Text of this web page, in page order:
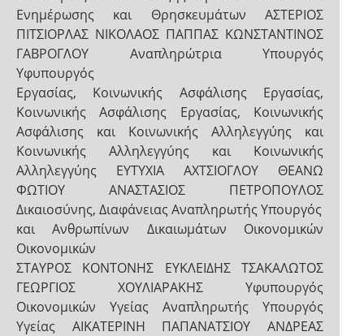
Ενημέρωσης και Θρησκευμάτων ΑΣΤΕΡΙΟΣ
ΠΙΤΣΙΟΡΛΑΣ ΝΙΚΟΛΑΟΣ ΠΑΠΠΑΣ ΚΩΝΣΤΑΝΤΙΝΟΣ
ΓΑΒΡΟΓΛΟΥ Αναπληρώτρια Υπουργός
Υφυπουργός
Εργασίας, Κοινωνικής Ασφάλισης Εργασίας,
Κοινωνικής Ασφάλισης Εργασίας, Κοινωνικής
Ασφάλισης και Κοινωνικής Αλληλεγγύης και
Κοινωνικής Αλληλεγγύης και Κοινωνικής
Αλληλεγγύης ΕΥΤΥΧΙΑ ΑΧΤΣΙΟΓΛΟΥ ΘΕΑΝΩ
ΦΩΤΙΟΥ ΑΝΑΣΤΑΣΙΟΣ ΠΕΤΡΟΠΟΥΛΟΣ
Δικαιοσύνης, Διαφάνειας Αναπληρωτής Υπουργός
και Ανθρωπίνων Δικαιωμάτων Οικονομικών
Οικονομικών
ΣΤΑΥΡΟΣ ΚΟΝΤΟΝΗΣ ΕΥΚΛΕΙΔΗΣ ΤΣΑΚΑΛΩΤΟΣ
ΓΕΩΡΓΙΟΣ ΧΟΥΛΙΑΡΑΚΗΣ Υφυπουργός
Οικονομικών Υγείας Αναπληρωτής Υπουργός
Υγείας ΑΙΚΑΤΕΡΙΝΗ ΠΑΠΑΝΑΤΣΙΟΥ ΑΝΔΡΕΑΣ